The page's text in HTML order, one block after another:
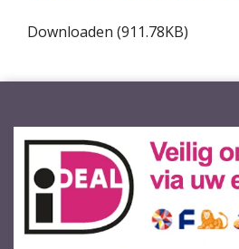
Downloaden (911.78KB)